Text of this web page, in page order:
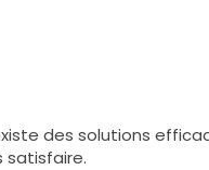
des solutions
satisfaire.